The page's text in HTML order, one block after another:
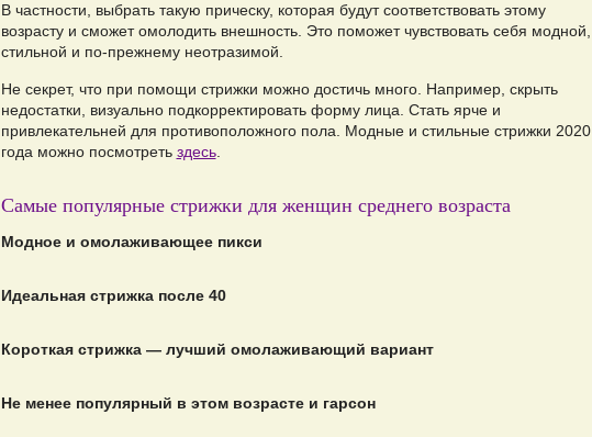
В частности, выбрать такую прическу, которая будут соответствовать этому
возрасту и сможет омолодить внешность. Это поможет чувствовать себя модной,
стильной и по-прежнему неотразимой.
Не секрет, что при помощи стрижки можно достичь много. Например, скрыть
недостатки, визуально подкорректировать форму лица. Стать ярче и
привлекательней для противоположного пола. Модные и стильные стрижки 2020
года можно посмотреть здесь.
Самые популярные стрижки для женщин среднего возраста
Модное и омолаживающее пикси
Идеальная стрижка после 40
Короткая стрижка — лучший омолаживающий вариант
Не менее популярный в этом возрасте и гарсон